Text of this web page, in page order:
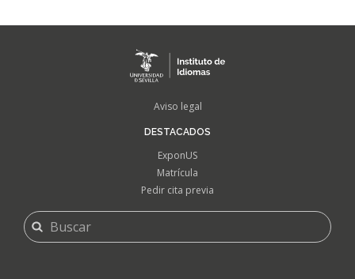
Aviso legal
DESTACADOS
ExponUS
Matrícula
Pedir cita previa
FORMULARIO
DE
BÚSQUEDA
Buscar